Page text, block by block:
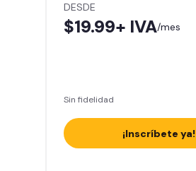
veces al mes
Acceso al Smart Spa
DESDE
$19.99+ IVA/mes
Sin fidelidad
¡Inscríbete ya!